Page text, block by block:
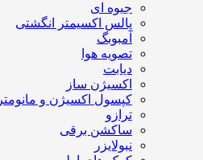
جیوه ای
پالس اکسیمتر انگشتی
آمبوبگ
تصویه هوا
دیابت
اکسیژن ساز
کپسول اکسیژن و مانومتر
ترازو
ساکشن برقی
نبولایزر